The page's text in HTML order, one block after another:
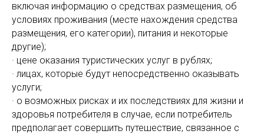
включая информацию о средствах размещения, об
условиях проживания (месте нахождения средства
размещения, его категории), питания и некоторые
другие);
· цене оказания туристических услуг в рублях;
· лицах, которые будут непосредственно оказывать
услуги;
· о возможных рисках и их последствиях для жизни и
здоровья потребителя в случае, если потребитель
предполагает совершить путешествие, связанное с